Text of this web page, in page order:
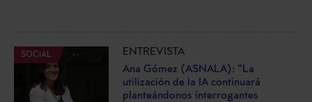
SOCIAL
ENTREVISTA
Ana Gómez (ASNALA): "La
utilización de la IA continuará
planteándonos interrogantes